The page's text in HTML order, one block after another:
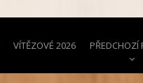
VÍTĚZOVÉ 2026 PŘEDCHOZÍ